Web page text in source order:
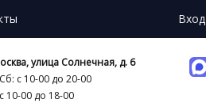
Вход
улица Солнечная, д. 6
с 10-00 до 20-00
10-00 до 18-00